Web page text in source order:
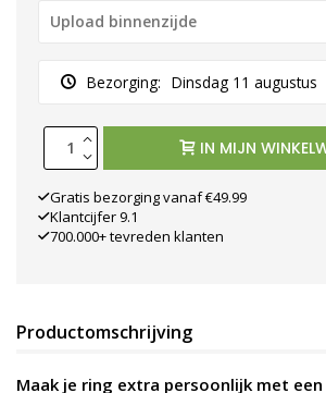
Bezorging: Dinsdag 11 augustus
IN MIJN
Gratis bezorging vanaf €49.99
Klantcijfer 9.1
700.000+ tevreden klanten
Productomschrijving
Maak je ring extra persoonlijk met